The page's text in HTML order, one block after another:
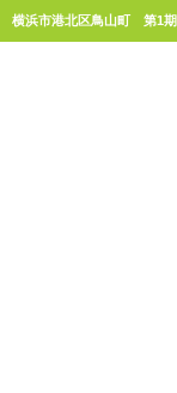
横浜市港北区鳥山町 第1